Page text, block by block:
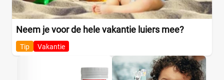
Neem je voor de hele vakantie luiers mee?
Tip Vakantie